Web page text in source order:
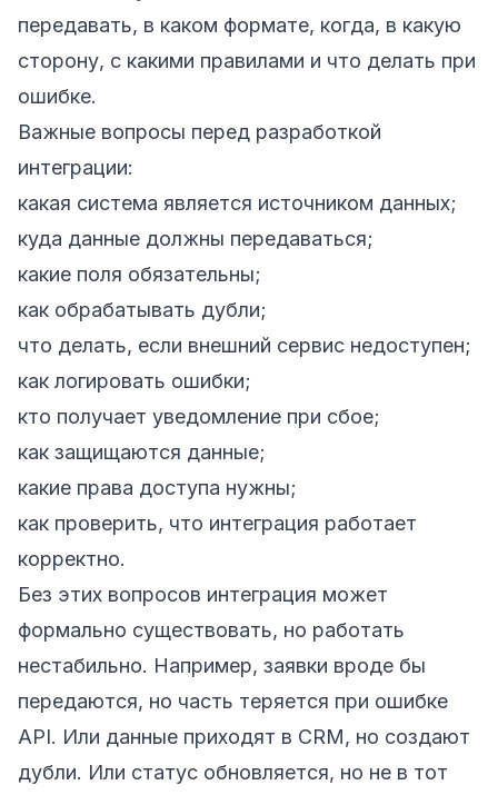
передавать, в каком формате, когда, в какую
сторону, с какими правилами и что делать при
ошибке.
Важные вопросы перед разработкой
интеграции:
какая система является источником данных;
куда данные должны передаваться;
какие поля обязательны;
как обрабатывать дубли;
что делать, если внешний сервис недоступен;
как логировать ошибки;
кто получает уведомление при сбое;
как защищаются данные;
какие права доступа нужны;
как проверить, что интеграция работает
корректно.
Без этих вопросов интеграция может
формально существовать, но работать
нестабильно. Например, заявки вроде бы
передаются, но часть теряется при ошибке
API. Или данные приходят в CRM, но создают
дубли. Или статус обновляется, но не в тот